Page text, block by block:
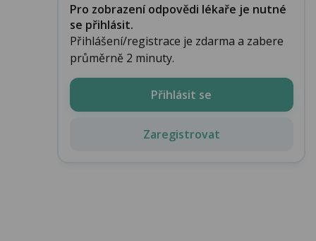
Pro zobrazení odpovědi lékaře je nutné
se přihlásit.
Přihlášení/registrace je zdarma a zabere
průměrně 2 minuty.
Přihlásit se
Zaregistrovat